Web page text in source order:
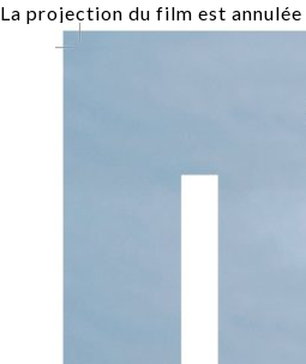
La projection du film est